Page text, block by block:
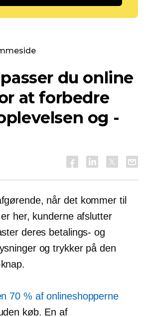
du online
at forbedre
og -
når det kommer til
her, kunderne afslutter
deres betalings- og
og trykker på den
70 % af onlineshopperne
køb. En af